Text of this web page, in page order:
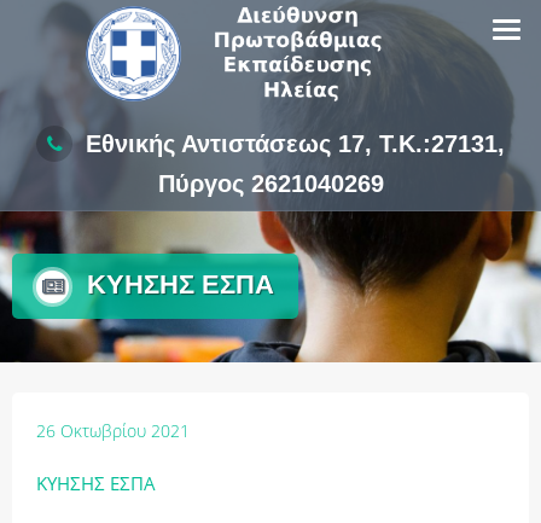
Εθνικής Αντιστάσεως 17, Τ.Κ.:27131,
Πύργος 2621040269
ΚΥΗΣΗΣ ΕΣΠΑ
26 Οκτωβρίου 2021
ΚΥΗΣΗΣ ΕΣΠΑ